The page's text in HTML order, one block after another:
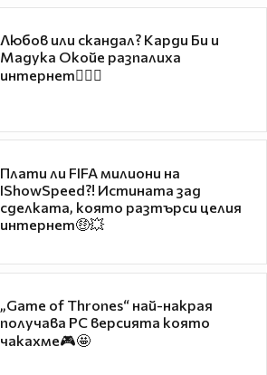
Любов или скандал? Карди Би и
Мадука Окойе разпалиха
интернет❤️‍🔥🔥
Плати ли FIFA милиони на
IShowSpeed?! Истината зад
сделката, която разтърси целия
интернет🤑💥
„Game of Thrones“ най-накрая
получава PC версията която
чакахме🎮🤩